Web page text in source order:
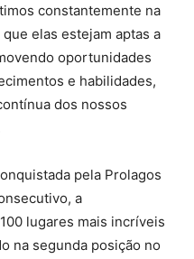
constantemente na
elas estejam aptas a
oportunidades
e habilidades,
dos nossos
pela Prolagos
a
lugares mais incríveis
na segunda posição no